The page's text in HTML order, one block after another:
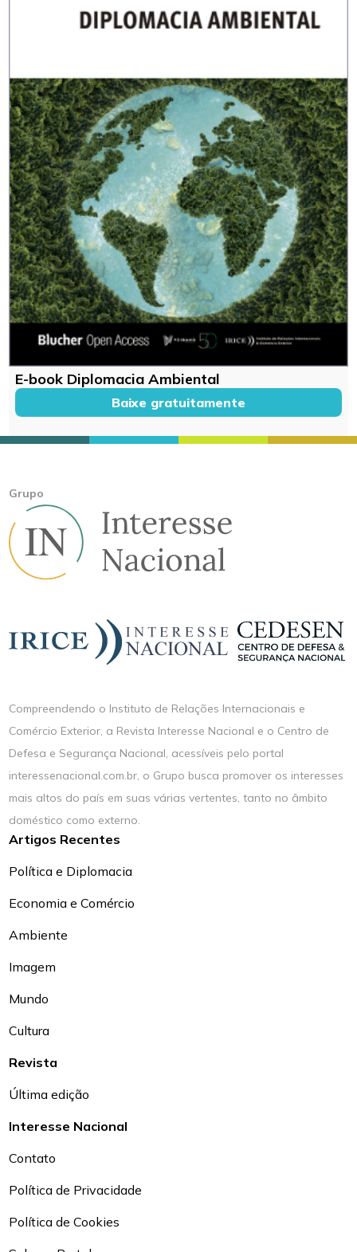
E-book Diplomacia Ambiental
Baixe gratuitamente
Grupo
Compreendendo o Instituto de Relações Internacionais e
Comércio Exterior, a Revista Interesse Nacional e o Centro de
Defesa e Segurança Nacional, acessíveis pelo portal
interessenacional.com.br, o Grupo busca promover os interesses
mais altos do país em suas várias vertentes, tanto no âmbito
doméstico como externo.
Artigos Recentes
Política e Diplomacia
Economia e Comércio
Ambiente
Imagem
Mundo
Cultura
Revista
Última edição
Interesse Nacional
Contato
Política de Privacidade
Política de Cookies